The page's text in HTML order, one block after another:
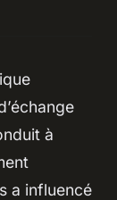
à
a influencé